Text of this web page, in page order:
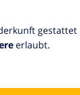
-warm/kalt-
gestattet
erlaubt.